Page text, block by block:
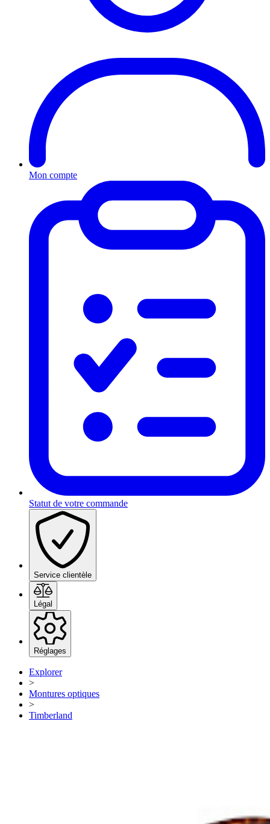
Mon compte
Statut de votre commande
Service clientèle
Légal
Réglages
Explorer
>
Montures optiques
>
Timberland